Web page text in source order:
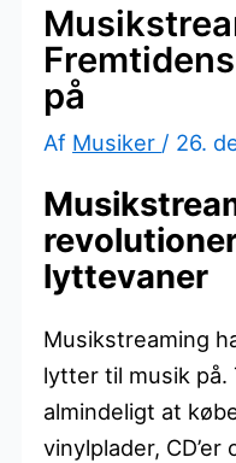
på
Af Musiker / 26.
lyttevaner
Musikstreaming
lytter til musik på.
almindeligt at
vinylplader,